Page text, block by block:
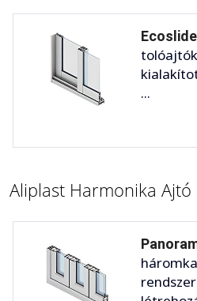
Ecoslide
...
Aliplast Harmonika Ajtó